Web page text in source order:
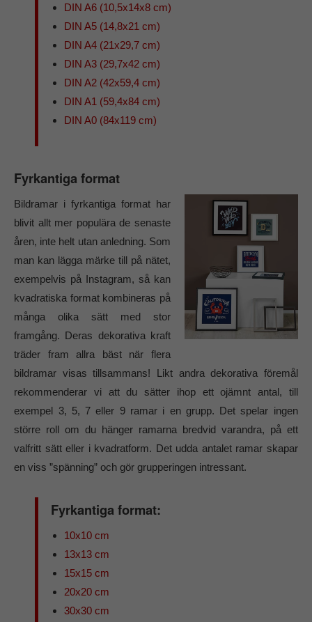
DIN A6 (10,5x14x8 cm)
DIN A5 (14,8x21 cm)
DIN A4 (21x29,7 cm)
DIN A3 (29,7x42 cm)
DIN A2 (42x59,4 cm)
DIN A1 (59,4x84 cm)
DIN A0 (84x119 cm)
Fyrkantiga format
Bildramar i fyrkantiga format har
blivit allt mer populära de senaste
åren, inte helt utan anledning. Som
man kan lägga märke till på nätet,
exempelvis på Instagram, så kan
kvadratiska format kombineras på
många olika sätt med stor
framgång. Deras dekorativa kraft
träder fram allra bäst när flera
bildramar visas tillsammans! Likt andra dekorativa föremål
rekommenderar vi att du sätter ihop ett ojämnt antal, till
exempel 3, 5, 7 eller 9 ramar i en grupp. Det spelar ingen
större roll om du hänger ramarna bredvid varandra, på ett
valfritt sätt eller i kvadratform. Det udda antalet ramar skapar
en viss ”spänning” och gör grupperingen intressant.
Fyrkantiga format:
10x10 cm
13x13 cm
15x15 cm
20x20 cm
30x30 cm